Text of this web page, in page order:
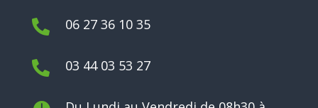
 06 27 36 10 35
 03 44 03 53 27